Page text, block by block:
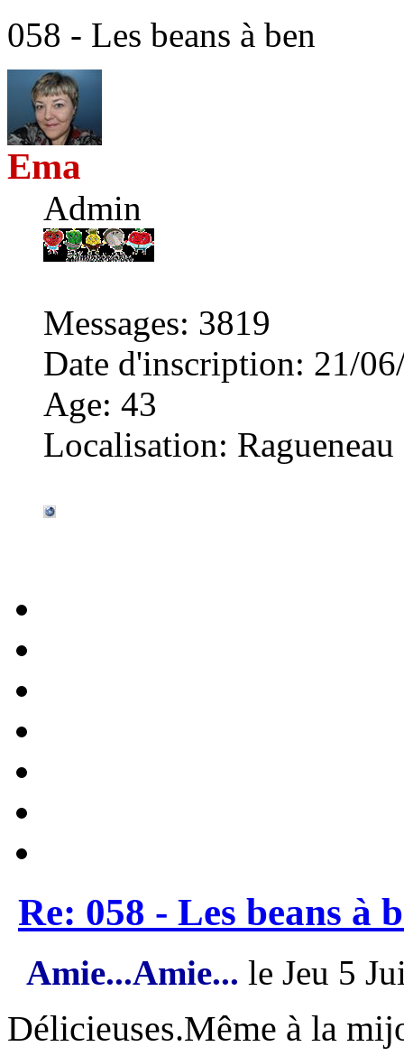
058 - Les beans à ben
Ema
Admin
Messages: 3819
Date d'inscription: 21/
Age: 43
Localisation: Ragueneau
Re: 058 - Les beans à
Amie...Amie... le Jeu 5
Délicieuses.Même à la